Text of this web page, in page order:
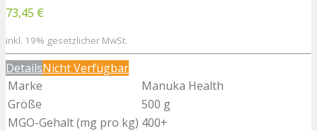
73,45 €
inkl. 19% gesetzlicher MwSt.
DetailsNicht Verfügbar
Marke
Manuka Health
Größe
500 g
MGO-Gehalt (mg pro kg) 400+